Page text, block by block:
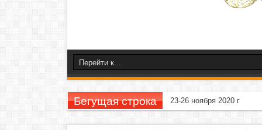
Бегущая строка 23-26 ноября 2020 г